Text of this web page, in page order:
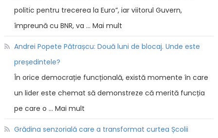
politic pentru trecerea la Euro”, iar viitorul Guvern,
împreună cu BNR, va … Mai mult
Andrei Popete Pătrașcu: Două luni de blocaj. Unde este
președintele?
În orice democrație funcțională, există momente în care
un lider este chemat să demonstreze că merită funcția
pe care o … Mai mult
Grădina senzorială care a transformat curtea Școlii